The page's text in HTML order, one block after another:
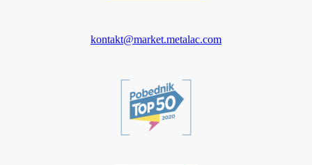
kontakt@market.metalac.com